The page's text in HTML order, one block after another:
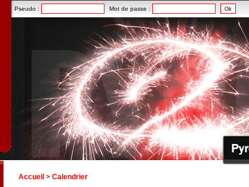
Accueil > Calendrier
Pseudo : Mot de passe :